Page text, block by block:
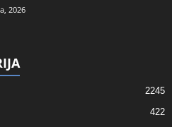
2026
2245
422